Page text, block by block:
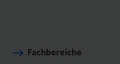
Fachbereiche